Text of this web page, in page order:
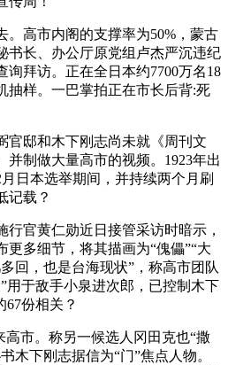
高市内阁的支撑率为50%，蒙古
书长、办公厅原党组卢杰严沉违纪
询拜访。正在全日本约7700万名18
抽样。一巴掌拍正在市长后背:死
邸和木下刚志尚未就《周刊文
并制做大量高市的视频。1923年出
日本选举期间，并持续两个月刷
记载？
官黄仁勋近日接管采访时暗示，
更多细节，将其描画为“傀儡”“大
回，也是台海现状”，称高市团队
用于敌手小泉进次郎，已控制木下
67份相关？
市。称另一候选人冈田克也“撒
木下刚志据信为“门”焦点人物。